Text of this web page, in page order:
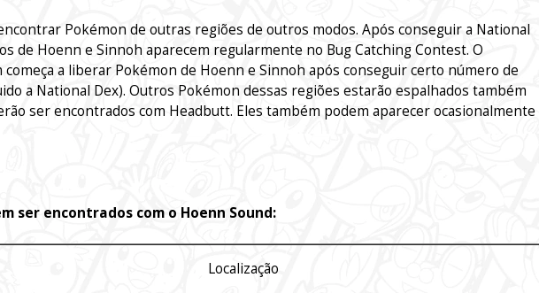
Pokémon de outras regiões de outros modos. Após conseguir a National
de Hoenn e Sinnoh aparecem regularmente no Bug Catching Contest. O
a liberar Pokémon de Hoenn e Sinnoh após conseguir certo número de
a National Dex). Outros Pokémon dessas regiões estarão espalhados também
ser encontrados com Headbutt. Eles também podem aparecer ocasionalmente
ser encontrados com o Hoenn Sound:
Localização